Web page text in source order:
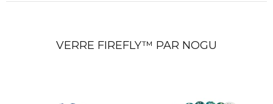
VERRE FIREFLY™ PAR NOGU